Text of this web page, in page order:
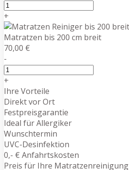
+
Matratzen bis 200 cm breit
70,00 €
-
+
Ihre Vorteile
Direkt vor Ort
Festpreisgarantie
Ideal für Allergiker
Wunschtermin
UVC-Desinfektion
0,- € Anfahrtskosten
Preis für Ihre Matratzenreinigung